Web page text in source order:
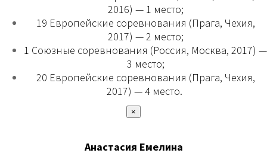
2016) — 1 место;
19 Европейские соревнования (Прага, Чехия,
2017) — 2 место;
1 Союзные соревнования (Россия, Москва, 2017) —
3 место;
20 Европейские соревнования (Прага, Чехия,
2017) — 4 место.
×
Анастасия Емелина